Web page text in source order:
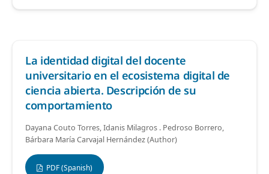
La identidad digital del docente
universitario en el ecosistema digital de
ciencia abierta. Descripción de su
comportamiento
Dayana Couto Torres, Idanis Milagros . Pedroso Borrero,
Bárbara María Carvajal Hernández (Author)
PDF (Spanish)